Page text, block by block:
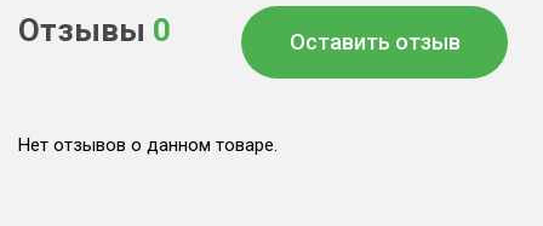
Отзывы 0 Оставить отзыв
Нет отзывов о данном товаре.